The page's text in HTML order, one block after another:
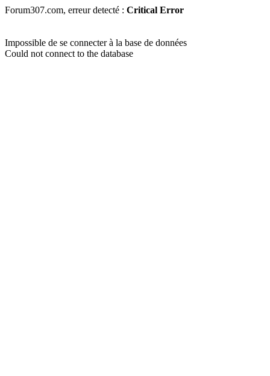
Forum307.com, erreur detecté : Critical Error
Impossible de se connecter à la base de données
Could not connect to the database